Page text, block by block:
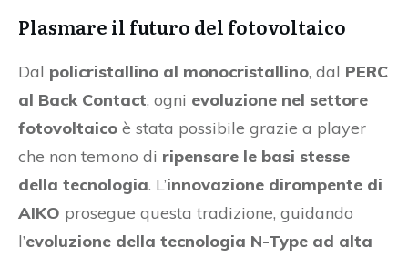
Plasmare il futuro del fotovoltaico
Dal policristallino al monocristallino, dal PERC
al Back Contact, ogni evoluzione nel settore
fotovoltaico è stata possibile grazie a player
che non temono di ripensare le basi stesse
della tecnologia. L’innovazione dirompente di
AIKO prosegue questa tradizione, guidando
l’evoluzione della tecnologia N-Type ad alta